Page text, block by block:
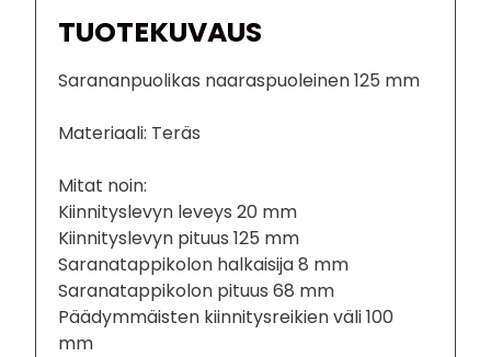
TUOTEKUVAUS
Sarananpuolikas naaraspuoleinen 125 mm
Materiaali: Teräs
Mitat noin:
Kiinnityslevyn leveys 20 mm
Kiinnityslevyn pituus 125 mm
Saranatappikolon halkaisija 8 mm
Saranatappikolon pituus 68 mm
Päädymmäisten kiinnitysreikien väli 100
mm